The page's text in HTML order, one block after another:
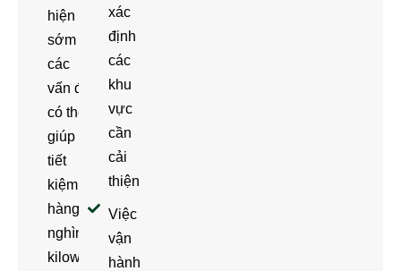
hiện
sớm
các
vấn đề
có thể
giúp
tiết
kiệm
hàng
nghìn
kilowatt
xác
định
các
khu
vực
cần
cải
thiện.
Việc
vận
hành